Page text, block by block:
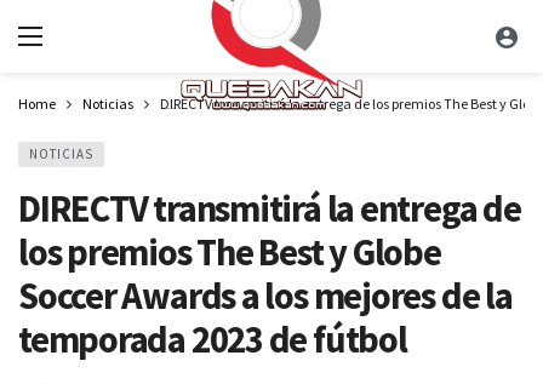
Home Noticias DIRECTV transmitirá la entrega de los premios The Best y
NOTICIAS
DIRECTV transmitirá la entrega de
los premios The Best y Globe
Soccer Awards a los mejores de la
temporada 2023 de fútbol